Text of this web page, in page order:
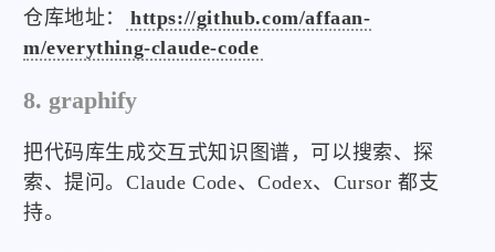
仓库地址：
https://github.com/affaan-
m/everything-claude-code
8. graphify
把代码库生成交互式知识图谱，可以搜索、探
索、提问。Claude Code、Codex、Cursor 都支
持。